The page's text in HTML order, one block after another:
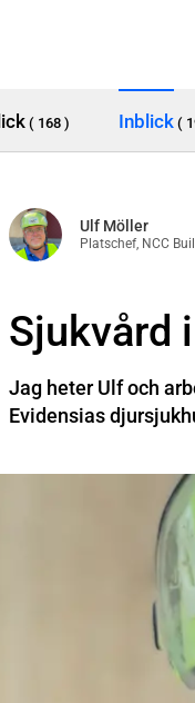
( 168 ) Inblick (
Ulf Möller
Platschef, NCC
Sjukvård
Jag heter Ulf och
Evidensias